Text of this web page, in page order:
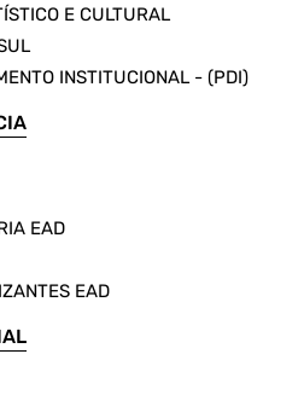
E CULTURAL
INSTITUCIONAL - (PDI)
EAD
EAD